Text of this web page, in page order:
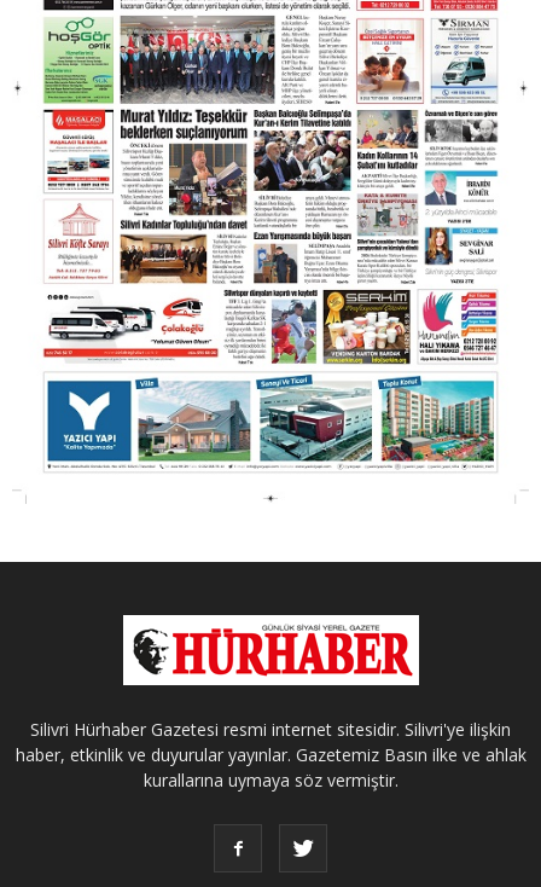
Silivri Hürhaber Gazetesi resmi internet sitesidir. Silivri'ye ilişkin
haber, etkinlik ve duyurular yayınlar. Gazetemiz Basın ilke ve ahlak
kurallarına uymaya söz vermiştir.